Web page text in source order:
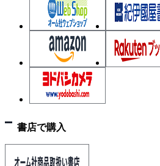
書店で購入